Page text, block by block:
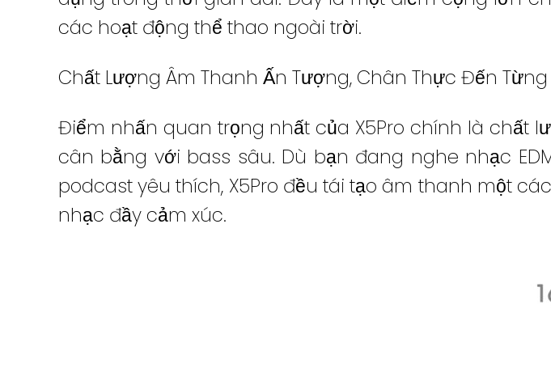
các hoạt động thể thao ngoài trời.
Chất Lượng Âm Thanh Ấn Tượng, Chân Thực Đến
Điểm nhấn quan trọng nhất của X5Pro chính là chất
cân bằng với bass sâu. Dù bạn đang nghe nhạc
podcast yêu thích, X5Pro đều tái tạo âm thanh một
nhạc đầy cảm xúc.